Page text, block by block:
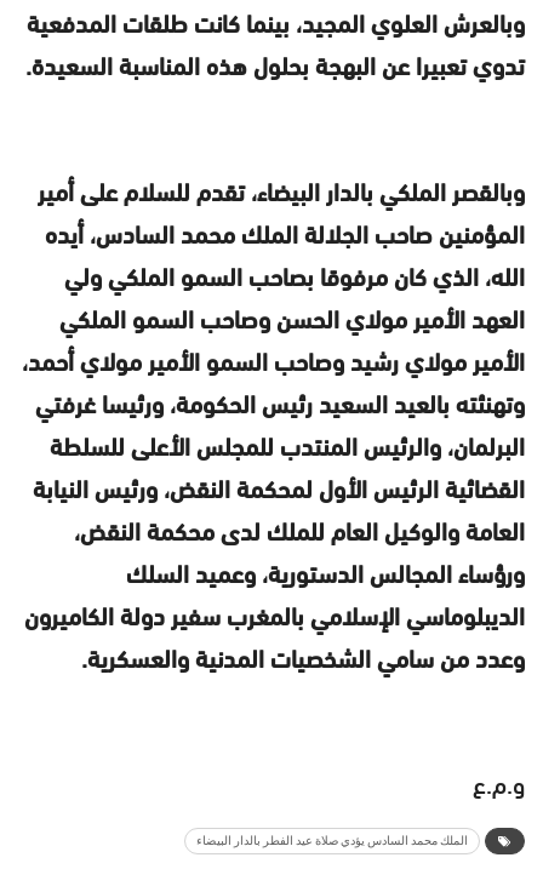
وبالعرش العلوي المجيد، بينما كانت طلقات المدفعية
تدوي تعبيرا عن البهجة بحلول هذه المناسبة السعيدة.
وبالقصر الملكي بالدار البيضاء، تقدم للسلام على أمير
المؤمنين صاحب الجلالة الملك محمد السادس، أيده
الله، الذي كان مرفوقا بصاحب السمو الملكي ولي
العهد الأمير مولاي الحسن وصاحب السمو الملكي
الأمير مولاي رشيد وصاحب السمو الأمير مولاي أحمد،
وتهنئته بالعيد السعيد رئيس الحكومة، ورئيسا غرفتي
البرلمان، والرئيس المنتدب للمجلس الأعلى للسلطة
القضائية الرئيس الأول لمحكمة النقض، ورئيس النيابة
العامة والوكيل العام للملك لدى محكمة النقض،
ورؤساء المجالس الدستورية، وعميد السلك
الديبلوماسي الإسلامي بالمغرب سفير دولة الكاميرون
وعدد من سامي الشخصيات المدنية والعسكرية.
و.م.ع
الملك محمد السادس يؤدي صلاة عيد الفطر بالدار البيضاء